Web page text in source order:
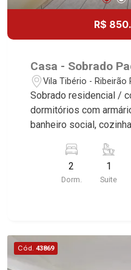
R$
Casa - Sobrado
Vila Tibério - Ribeirão
Sobrado residencial /
dormitórios com
banheiro social,
salão, 2 WCs
almoxarifado, 2 vagas
localização, próximo a
Ribeirão Preto.
2
Dorm.
1
Suite
Cód. 43869